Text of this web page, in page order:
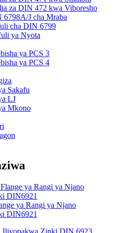
za DIN 472 kwa Viboresho
6798A/J cha Mraba
cha DIN 6799
ya Nyota
ya PCS 3
ya PCS 4
Sakafu
LJ
Mkono
ya Rangi ya Njano
DIN6921